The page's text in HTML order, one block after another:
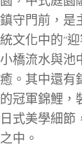
守門前，是
文化中的“
橋流水與池
。其中還有
冠軍錦鯉，
式美學細節
中。